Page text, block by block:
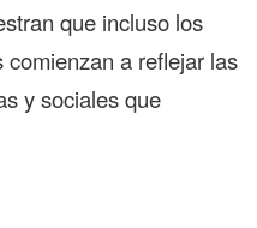
que incluso los
a reflejar las
y sociales que